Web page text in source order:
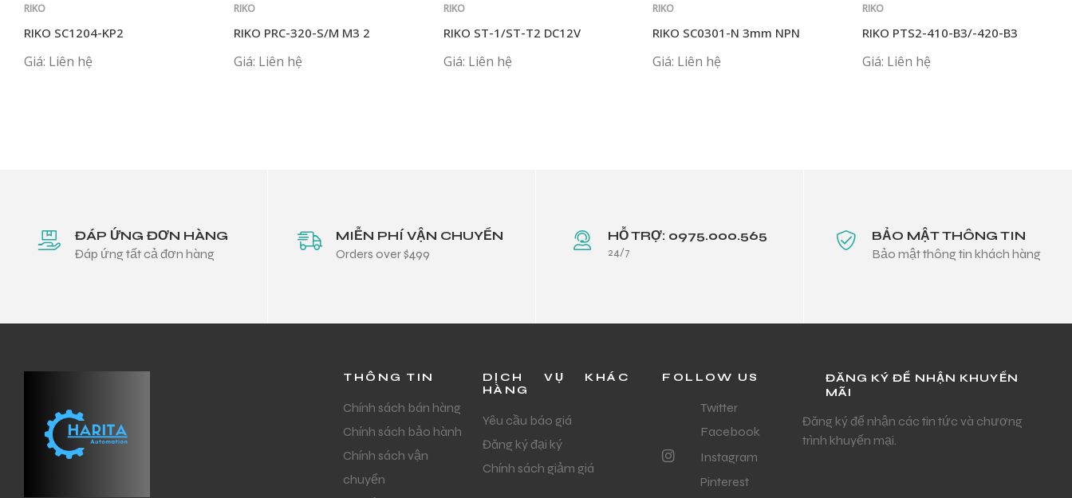
RIKO
RIKO SC1204-KP2
Giá: Liên hệ
RIKO
RIKO PRC-320-S/M M3 2
Giá: Liên hệ
RIKO
RIKO ST-1/ST-T2 DC12V
Giá: Liên hệ
RIKO
RIKO SC0301-N 3mm NPN
Giá: Liên hệ
RIKO
RIKO PTS2-410-B3/-420-B3
Giá: Liên hệ
ĐÁP ỨNG ĐƠN HÀNG
Đáp ứng tất cả đơn hàng
MIỄN PHÍ VẬN CHUYỂN
Orders over $499
HỖ TRỢ: 0975.000.565
24/7
BẢO MẬT THÔNG TIN
Bảo mật thông tin khách hàng
THÔNG TIN
Chính sách bán hàng
Chính sách bảo hành
Chính sách vận
chuyển
DỊCH VỤ KHÁC
HÀNG
Yêu cầu báo giá
Đăng ký đại ký
Chính sách giảm giá
FOLLOW US
Twitter
Facebook
Instagram
Pinterest
ĐĂNG KÝ ĐỂ NHẬN KHUYẾN
MÃI
Đăng ký để nhận các tin tức và chương
trình khuyến mại.